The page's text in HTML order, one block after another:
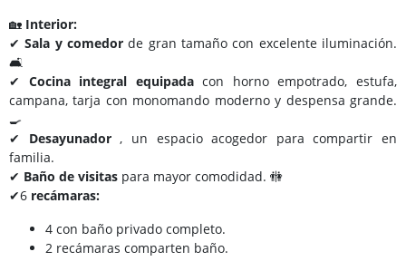
🏡 Interior:
✔Sala y comedor de gran tamaño con excelente iluminación.
🛋️
✔ Cocina integral equipadacon horno empotrado, estufa,
campana, tarja con monomando moderno y despensa grande.
🍳
✔ Desayunador, un espacio acogedor para compartir en
familia.
✔ Baño de visitas para mayor comodidad. 🚻
✔6 recámaras:
4 con baño privado completo.
2 recámaras comparten baño.